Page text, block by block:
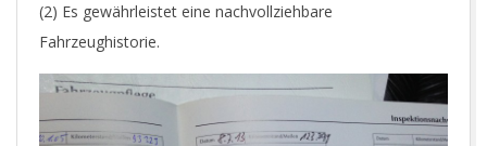
(2) Es gewährleistet eine nachvollziehbare
Fahrzeughistorie.